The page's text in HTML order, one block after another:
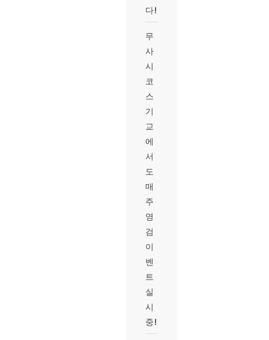
다!
무
사
시
코
스
기
교
에
서
도
매
주
영
검
이
벤
트
실
시
중!